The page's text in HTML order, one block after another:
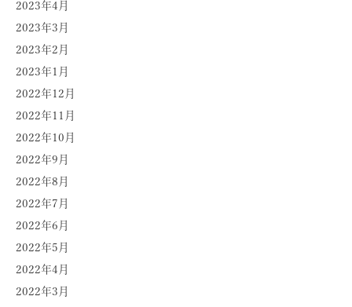
2023年4月
2023年3月
2023年2月
2023年1月
2022年12月
2022年11月
2022年10月
2022年9月
2022年8月
2022年7月
2022年6月
2022年5月
2022年4月
2022年3月